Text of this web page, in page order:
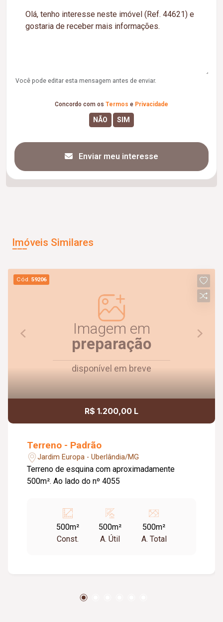
Você pode editar esta mensagem antes de enviar.
Concordo com os Termos e Privacidade
Enviar meu interesse
Imóveis Similares
Cód.59206
Imagem em
preparação
disponível em breve
R$ 1.200,00 L
Terreno - Padrão
Jardim Europa - Uberlândia/MG
Terreno de esquina com aproximadamente
500m². Ao lado do nº 4055
500m²
Const.
500m²
A. Útil
500m²
A. Total